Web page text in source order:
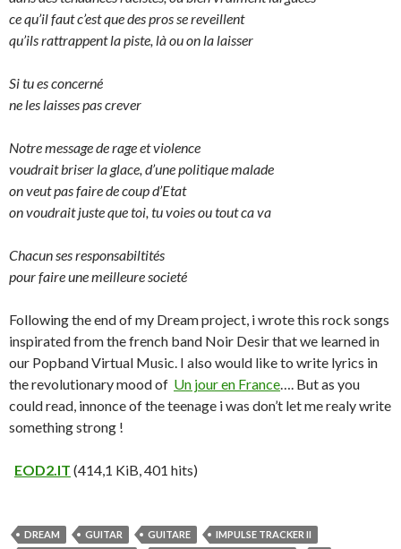
ce qu’il faut c’est que des pros se reveillent
qu’ils rattrappent la piste, là ou on la laisser
Si tu es concerné
ne les laisses pas crever
Notre message de rage et violence
voudrait briser la glace, d’une politique malade
on veut pas faire de coup d’Etat
on voudrait juste que toi, tu voies ou tout ca va
Chacun ses responsabiltités
pour faire une meilleure societé
Following the end of my Dream project, i wrote this rock songs
inspirated from the french band Noir Desir that we learned in
our Popband Virtual Music. I also would like to write lyrics in
the revolutionary mood of Un jour en France…. But as you
could read, innonce of the teenage i was don’t let me realy write
something strong !
EOD2.IT (414,1 KiB, 401 hits)
DREAM GUITAR GUITARE
IMPULSE TRACKER II